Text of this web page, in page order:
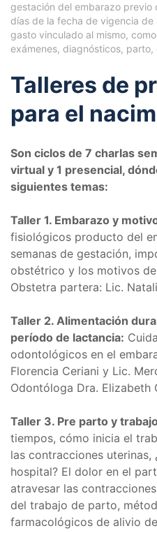
gestación del embarazo previo
días de la fecha de vigencia
gasto vinculado al mismo,
exámenes, diagnósticos, parto,
Talleres de
para el
Son ciclos de 7 charlas
virtual y 1 presencial,
siguientes temas:
Taller 1. Embarazo y
fisiológicos producto del
semanas de gestación,
obstétrico y los motivos
Obstetra partera: Lic.
Taller 2. Alimentación
período de lactancia:
odontológicos en el
Florencia Ceriani y Lic.
Odontóloga Dra. Elizabeth
Taller 3. Pre parto y
tiempos, cómo inicia el
las contracciones uterinas,
hospital? El dolor en el
atravesar las
del trabajo de parto,
farmacológicos de alivio